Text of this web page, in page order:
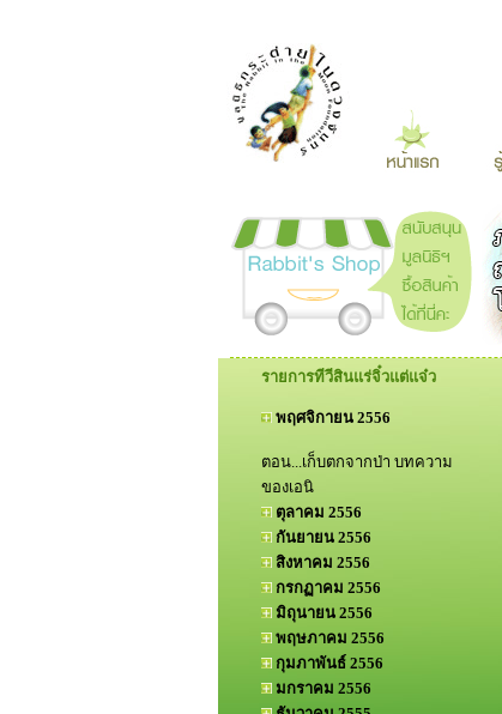
รายการทีวีสินแร่จิ๋วแต่แจ๋ว
พฤศจิกายน 2556
ตอน...เก็บตกจากป่า บทความ
ของเอนิ
ตุลาคม 2556
กันยายน 2556
สิงหาคม 2556
กรกฏาคม 2556
มิถุนายน 2556
พฤษภาคม 2556
กุมภาพันธ์ 2556
มกราคม 2556